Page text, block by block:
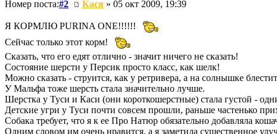
Номер поста:#2 Кася » 05 окт 2009, 19:39
Я КОРМЛЮ PURINA ONE!!!!!!
Сейчас только этот корм!
Сказать, что его едят отлично - значит ничего не сказать!
Состояние шерсти у Персик просто класс, как шелк!
Можно сказать - струится, как у ретривера, а на солнышке
У Мальфа тоже шерсть стала значительно лучше.
Шерстка у Туси и Каси (они короткошерстные) стала густой -
Детские угри у Туси почти совсем прошли, раньше частенько
Собака требует, что я к ее Про Натюр обязательно добавляла
Одним словом им очень нравится, а я заметила существенное